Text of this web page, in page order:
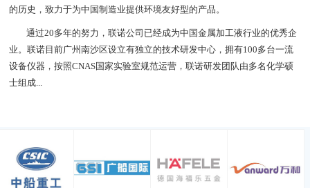
的历史，致力于为中国制造业提供环境友好型的产品。
通过20多年的努力，联诺公司已经成为中国金属加工液行业的优秀企
业。联诺目前广州南沙区设立有独立的技术研发中心，拥有100多台一流
设备仪器，按照CNAS国家实验室规范运营，联诺研发团队由多名化学硕
士组成...